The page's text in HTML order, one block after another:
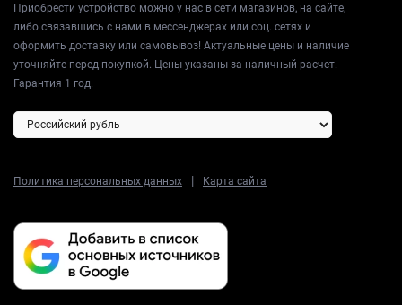
Приобрести устройство можно у нас в сети магазинов, на сайте,
либо связавшись с нами в мессенджерах или соц. сетях и
оформить доставку или самовывоз! Актуальные цены и наличие
уточняйте перед покупкой. Цены указаны за наличный расчет.
Гарантия 1 год.
Политика персональных данных | Карта сайта